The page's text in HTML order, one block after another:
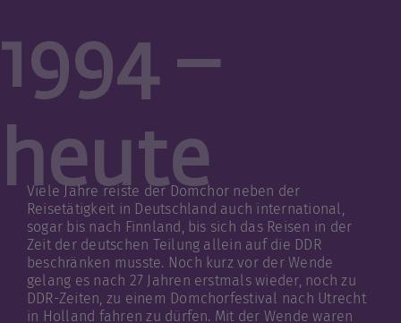
1994 –
heute
Viele Jahre reiste der Domchor neben der
Reisetätigkeit in Deutschland auch international,
sogar bis nach Finnland, bis sich das Reisen in der
Zeit der deutschen Teilung allein auf die DDR
beschränken musste. Noch kurz vor der Wende
gelang es nach 27 Jahren erstmals wieder, noch zu
DDR-Zeiten, zu einem Domchorfestival nach Utrecht
in Holland fahren zu dürfen. Mit der Wende waren